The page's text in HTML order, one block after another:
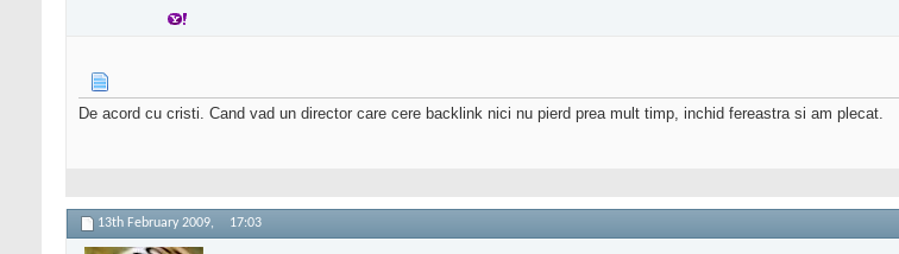
De acord cu cristi. Cand vad un director care cere backlink nici nu pierd prea mult timp, inchid fereastra si am plecat.
13th February 2009, 17:03